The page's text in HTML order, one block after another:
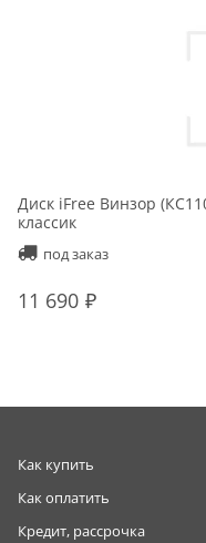
Диск iFree Винзор
классик
под заказ
11 690
Как купить
Как оплатить
Кредит, рассрочка